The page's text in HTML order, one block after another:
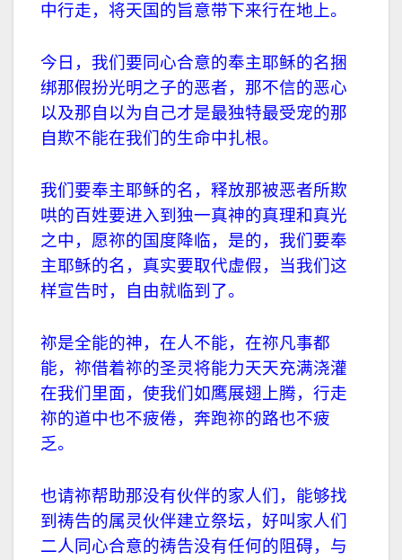
中行走，将天国的旨意带下来行在地上。
今日，我们要同心合意的奉主耶稣的名捆
绑那假扮光明之子的恶者，那不信的恶心
以及那自以为自己才是最独特最受宠的那
自欺不能在我们的生命中扎根。
我们要奉主耶稣的名，释放那被恶者所欺
哄的百姓要进入到独一真神的真理和真光
之中，愿祢的国度降临，是的，我们要奉
主耶稣的名，真实要取代虚假，当我们这
样宣告时，自由就临到了。
祢是全能的神，在人不能，在祢凡事都
能，祢借着祢的圣灵将能力天天充满浇灌
在我们里面，使我们如鹰展翅上腾，行走
祢的道中也不疲倦，奔跑祢的路也不疲
乏。
也请祢帮助那没有伙伴的家人们，能够找
到祷告的属灵伙伴建立祭坛，好叫家人们
二人同心合意的祷告没有任何的阻碍，与